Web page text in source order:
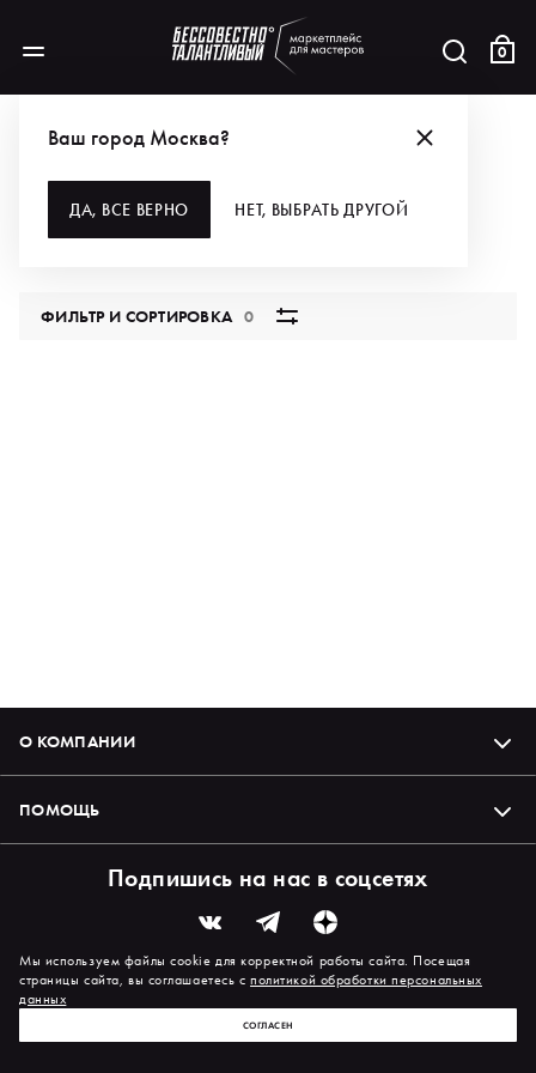
0
Ваш город Москва?
ДА, ВСЕ ВЕРНО НЕТ, ВЫБРАТЬ ДРУГОЙ
МЕБЕЛЬ
ФИЛЬТР И СОРТИРОВКА0
О КОМПАНИИ
ПОМОЩЬ
Подпишись на нас в соцсетях
Мы используем файлы cookie для корректной работы сайта. Посещая
страницы сайта, вы соглашаетесь сполитикой обработки персональных
данных
СОГЛАСЕН